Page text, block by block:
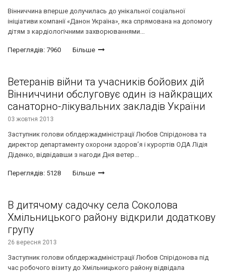
Вінниччина вперше долучилась до унікальної соціальної
ініціативи компанії «Данон Україна», яка спрямована на допомогу
дітям з кардіологічними захворюваннями...
Переглядів: 7960 Більше
Ветеранів війни та учасників бойових дій
Вінниччини обслуговує один із найкращих
санаторно-лікувальних закладів України
03 жовтня 2013
Заступник голови облдержадміністрації Любов Спірідонова та
директор департаменту охорони здоров’я і курортів ОДА Лідія
Діденко, відвідавши з нагоди Дня ветер...
Переглядів: 5128 Більше
В дитячому садочку села Соколова
Хмільницького району відкрили додаткову
групу
26 вересня 2013
Заступник голови облдержадміністрації Любов Спірідонова під
час робочого візиту до Хмільницького району відвідала